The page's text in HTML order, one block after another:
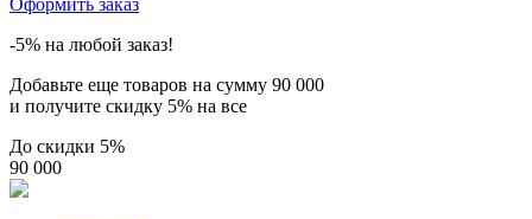
-5% на любой заказ!
Добавьте еще товаров на сумму 90 000
и получите скидку 5% на все
До скидки 5%
90 000